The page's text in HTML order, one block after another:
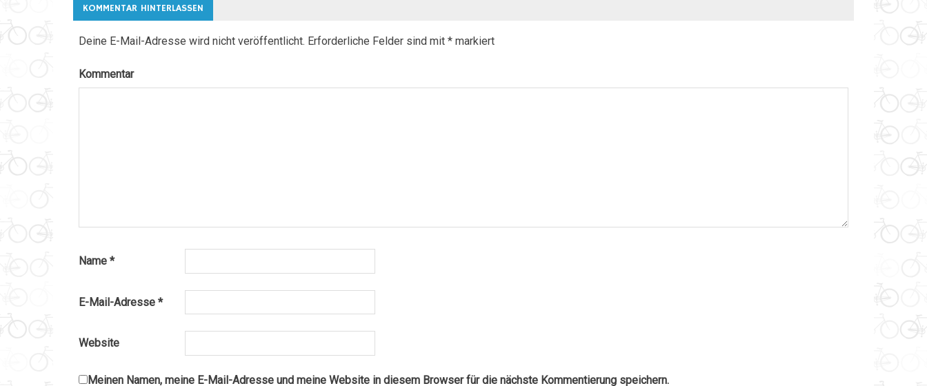
KOMMENTAR HINTERLASSEN
Deine E-Mail-Adresse wird nicht veröffentlicht. Erforderliche Felder sind mit *markiert
Kommentar
Name *
E-Mail-Adresse *
Website
Meinen Namen, meine E-Mail-Adresse und meine Website in diesem Browser für die nächste Kommentierung speichern.